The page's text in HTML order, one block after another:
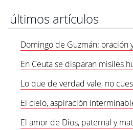
últimos artículos
Domingo de Guzmán: oración
En Ceuta se disparan misiles
Lo que de verdad vale, no
El cielo, aspiración
El amor de Dios, paternal y